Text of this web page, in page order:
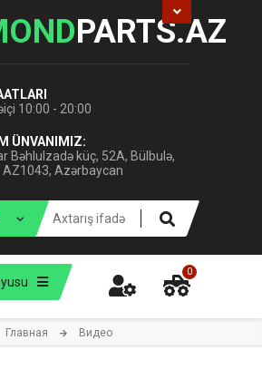
PARTS.AZ
10:00 - 20:00
ÜNVANIMIZ:
Bəhlulzadə küç, 52A, Bülbulə,
AZ1043, Azərbaycan
0
Главная Видео